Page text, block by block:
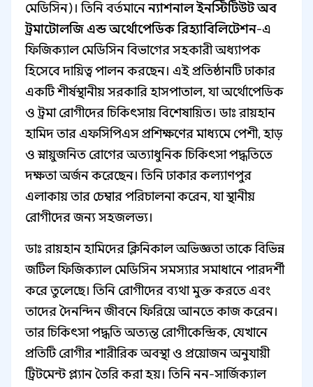
মেডিসিন)। তিনি বর্তমানেন্যাশনাল ইনস্টিটিউট অব
ট্রমাটোলজি এন্ড অর্থোপেডিক রিহ্যাবিলিটেশন-এ
ফিজিক্যাল মেডিসিন বিভাগের সহকারী অধ্যাপক
হিসেবে দায়িত্ব পালন করছেন। এই প্রতিষ্ঠানটি ঢাকার
একটি শীর্ষস্থানীয় সরকারি হাসপাতাল, যা অর্থোপেডিক
ও ট্রমা রোগীদের চিকিৎসায় বিশেষায়িত। ডাঃ রায়হান
হামিদ তার এফসিপিএস প্রশিক্ষণের মাধ্যমে পেশী, হাড়
ও স্নায়ুজনিত রোগের অত্যাধুনিক চিকিৎসা পদ্ধতিতে
দক্ষতা অর্জন করেছেন। তিনি ঢাকার কল্যাণপুর
এলাকায় তার চেম্বার পরিচালনা করেন, যা স্থানীয়
রোগীদের জন্য সহজলভ্য।
ডাঃ রায়হান হামিদের ক্লিনিকাল অভিজ্ঞতা তাকে বিভিন্ন
জটিল ফিজিক্যাল মেডিসিন সমস্যার সমাধানে পারদর্শী
করে তুলেছে। তিনি রোগীদের ব্যথা মুক্ত করতে এবং
তাদের দৈনন্দিন জীবনে ফিরিয়ে আনতে কাজ করেন।
তার চিকিৎসা পদ্ধতি অত্যন্ত রোগীকেন্দ্রিক, যেখানে
প্রতিটি রোগীর শারীরিক অবস্থা ও প্রয়োজন অনুযায়ী
ট্রিটমেন্ট প্ল্যান তৈরি করা হয়। তিনি নন-সার্জিক্যাল